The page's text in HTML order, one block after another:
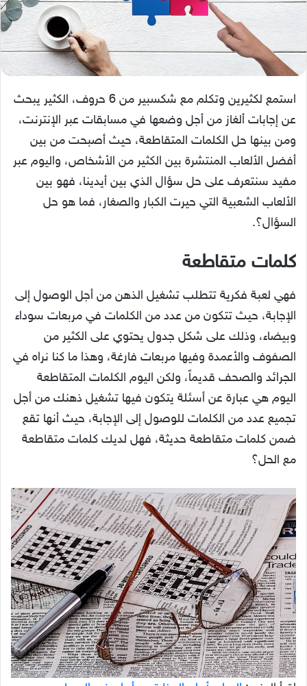
استمع لكثيرين وتكلم مع شكسبير من 6 حروف، الكثير يبحث
عن إجابات ألغاز من أجل وضعها في مسابقات عبر الإنترنت،
ومن بينها حل الكلمات المتقاطعة، حيث أصبحت من بين
أفضل الألعاب المنتشرة بين الكثير من الأشخاص، واليوم عبر
مفيد سنتعرف على حل سؤال الذي بين أيدينا، فهو بين
الألعاب الشعبية التي حيرت الكبار والصغار، فما هو حل
السؤال؟.
كلمات متقاطعة
فهي لعبة فكرية تتطلب تشغيل الذهن من أجل الوصول إلى
الإجابة، حيث تتكون من عدد من الكلمات في مربعات سوداء
وبيضاء، وذلك على شكل جدول يحتوي على الكثير من
الصفوف والأعمدة وفيها مربعات فارغة، وهذا ما كنا نراه في
الجرائد والصحف قديماً، ولكن اليوم الكلمات المتقاطعة
اليوم هي عبارة عن أسئلة يتكون فيها تشغيل ذهنك من أجل
تجميع عدد من الكلمات للوصول إلى الإجابة، حيث أنها تقع
ضمن كلمات متقاطعة حديثة، فهل لديك كلمات متقاطعة
مع الحل؟